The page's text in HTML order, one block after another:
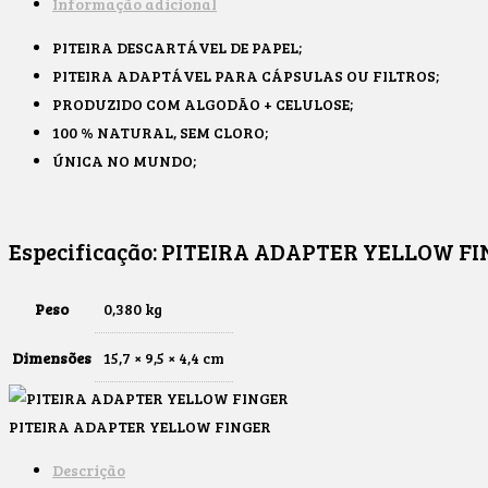
PITEIRA DESCARTÁVEL DE PAPEL;
PITEIRA ADAPTÁVEL PARA CÁPSULAS OU FILTROS;
PRODUZIDO COM ALGODÃO + CELULOSE;
100 % NATURAL, SEM CLORO;
ÚNICA NO MUNDO;
Especificação:PITEIRA ADAPTER YELLOW
Peso 0,380 kg
Dimensões 15,7 × 9,5 × 4,4 cm
PITEIRA ADAPTER YELLOW FINGER
Descrição